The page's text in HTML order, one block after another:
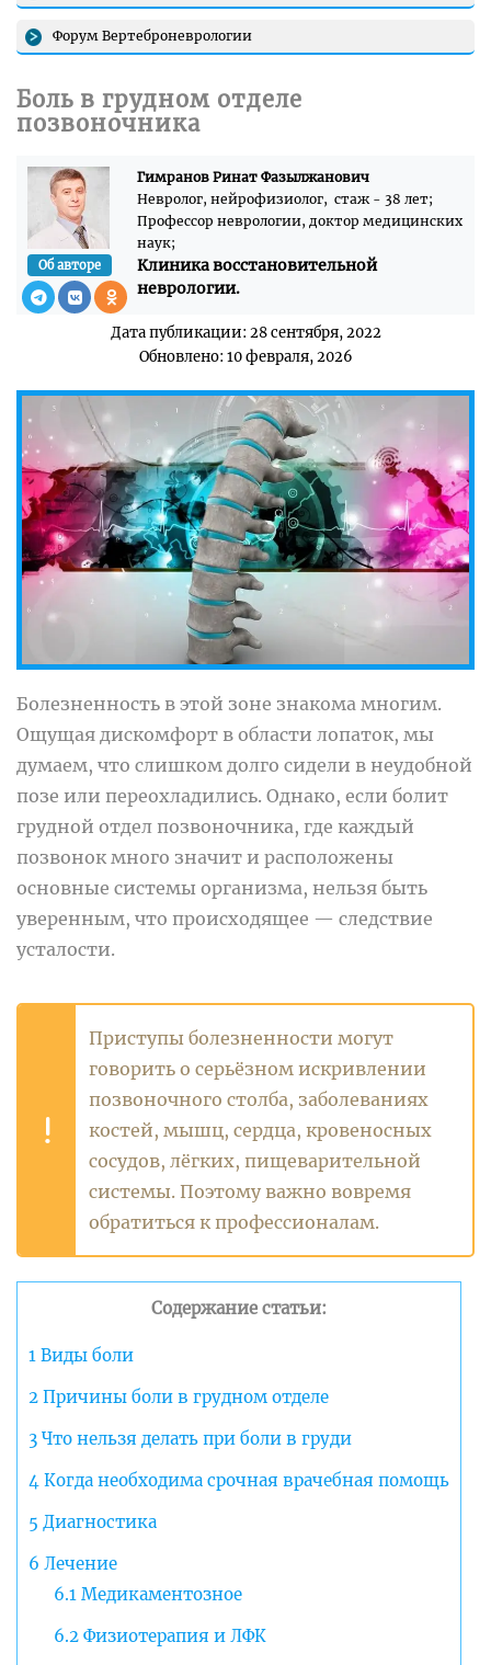
Боль в грудном отделе
позвоночника
Гимранов Ринат Фазылжанович
Невролог, нейрофизиолог, стаж - 38 лет;
Профессор неврологии, доктор медицинских
наук;
Клиника восстановительной
неврологии.
Об авторе
Дата публикации: 28 сентября, 2022
Обновлено: 10 февраля, 2026
Болезненность в этой зоне знакома многим.
Ощущая дискомфорт в области лопаток, мы
думаем, что слишком долго сидели в неудобной
позе или переохладились. Однако, если болит
грудной отдел позвоночника, где каждый
позвонок много значит и расположены
основные системы организма, нельзя быть
уверенным, что происходящее — следствие
усталости.
Приступы болезненности могут
говорить о серьёзном искривлении
позвоночного столба, заболеваниях
костей, мышц, сердца, кровеносных
сосудов, лёгких, пищеварительной
системы. Поэтому важно вовремя
обратиться к профессионалам.
Содержание статьи:
1 Виды боли
2 Причины боли в грудном отделе
3 Что нельзя делать при боли в груди
4 Когда необходима срочная врачебная помощь
5 Диагностика
6 Лечение
6.1Медикаментозное
6.2Физиотерапия и ЛФК
Форум Вертеброневрологии